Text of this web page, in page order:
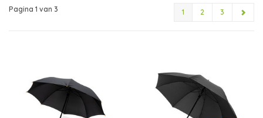
Pagina 1 van 3 1 2 3